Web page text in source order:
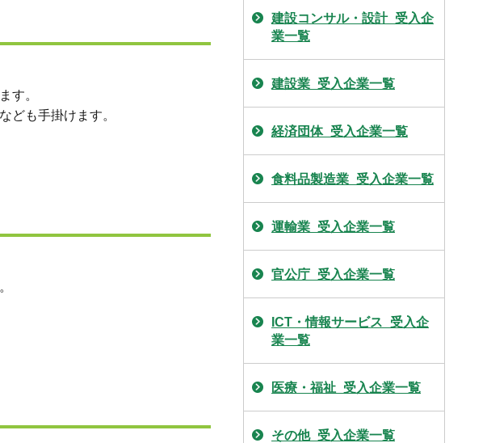
す。
ども手掛けます。
建設コンサル・設計_受入企
業一覧
建設業_受入企業一覧
経済団体_受入企業一覧
食料品製造業_受入企業一覧
運輸業_受入企業一覧
官公庁_受入企業一覧
ICT・情報サービス_受入企
業一覧
医療・福祉_受入企業一覧
その他_受入企業一覧